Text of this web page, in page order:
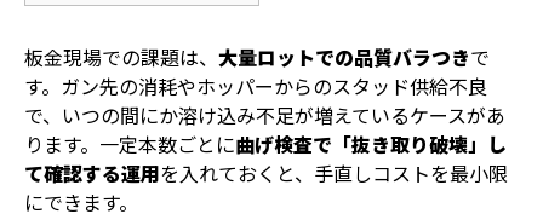
板金現場での課題は、 大量ロットでの品質バラつきで
す。ガン先の消耗やホッパーからのスタッド供給不良
で、いつの間にか溶け込み不足が増えているケースがあ
ります。一定本数ごとに曲げ検査で「抜き取り破壊」し
て確認する運用を入れておくと、手直しコストを最小限
にできます。